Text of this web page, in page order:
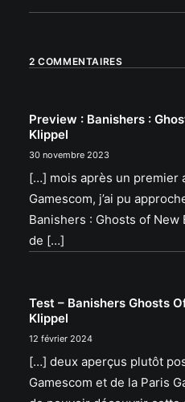
2 COMMENTAIRES
Preview : Banishers :
Klippel
30 novembre 2023
[…] mois après un premier
Gamescom, j’ai pu
Banishers : Ghosts of
de […]
Test – Banishers Ghosts
Klippel
12 février 2024
[…] deux aperçus plutôt
Gamescom et de la Paris